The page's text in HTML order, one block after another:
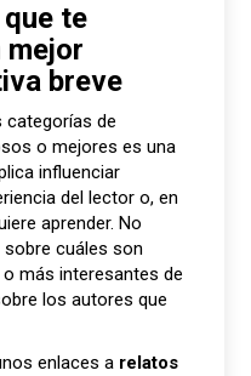
te
mejor
breve
categorías de
o mejores es una
influenciar
del lector o, en
aprender. No
cuáles son
más interesantes de
los autores que
enlaces a relatos